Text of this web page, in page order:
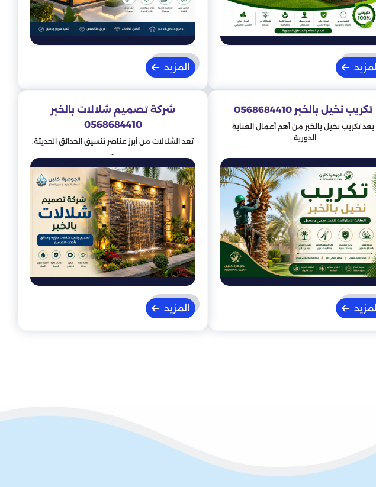
المزيد المزيد
تكريب نخيل بالخبر 0568684410
يعد تكريب نخيل بالخبر من أهم أعمال العناية
الدورية..
المزيد
شركة تصميم شلالات بالخبر
0568684410
تعد الشلالات من أبرز عناصر تنسيق الحدائق الحديثة،
..
المزيد